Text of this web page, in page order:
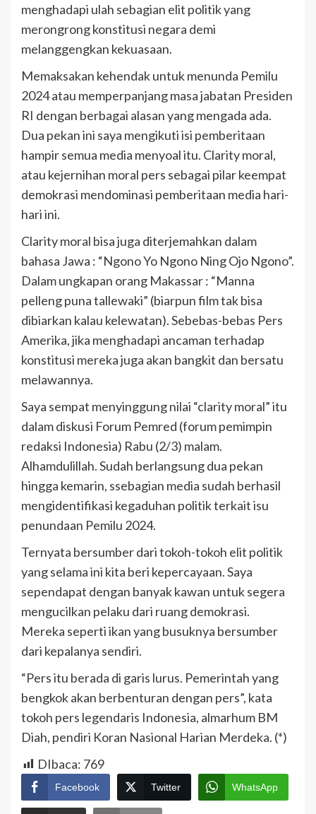
menghadapi ulah sebagian elit politik yang
merongrong konstitusi negara demi
melanggengkan kekuasaan.
Memaksakan kehendak untuk menunda Pemilu
2024 atau memperpanjang masa jabatan Presiden
RI dengan berbagai alasan yang mengada ada.
Dua pekan ini saya mengikuti isi pemberitaan
hampir semua media menyoal itu. Clarity moral,
atau kejernihan moral pers sebagai pilar keempat
demokrasi mendominasi pemberitaan media hari-
hari ini.
Clarity moral bisa juga diterjemahkan dalam
bahasa Jawa : “Ngono Yo Ngono Ning Ojo Ngono”.
Dalam ungkapan orang Makassar : “Manna
pelleng puna tallewaki” (biarpun film tak bisa
dibiarkan kalau kelewatan). Sebebas-bebas Pers
Amerika, jika menghadapi ancaman terhadap
konstitusi mereka juga akan bangkit dan bersatu
melawannya.
Saya sempat menyinggung nilai “clarity moral” itu
dalam diskusi Forum Pemred (forum pemimpin
redaksi Indonesia) Rabu (2/3) malam.
Alhamdulillah. Sudah berlangsung dua pekan
hingga kemarin, ssebagian media sudah berhasil
mengidentifikasi kegaduhan politik terkait isu
penundaan Pemilu 2024.
Ternyata bersumber dari tokoh-tokoh elit politik
yang selama ini kita beri kepercayaan. Saya
sependapat dengan banyak kawan untuk segera
mengucilkan pelaku dari ruang demokrasi.
Mereka seperti ikan yang busuknya bersumber
dari kepalanya sendiri.
“Pers itu berada di garis lurus. Pemerintah yang
bengkok akan berbenturan dengan pers”, kata
tokoh pers legendaris Indonesia, almarhum BM
Diah, pendiri Koran Nasional Harian Merdeka. (*)
DIbaca: 769
Facebook Twitter WhatsApp